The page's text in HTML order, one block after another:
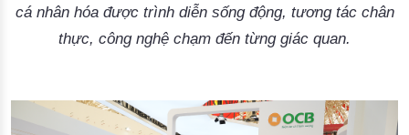
cá nhân hóa được trình diễn sống động, tương tác chân
thực, công nghệ chạm đến từng giác quan.